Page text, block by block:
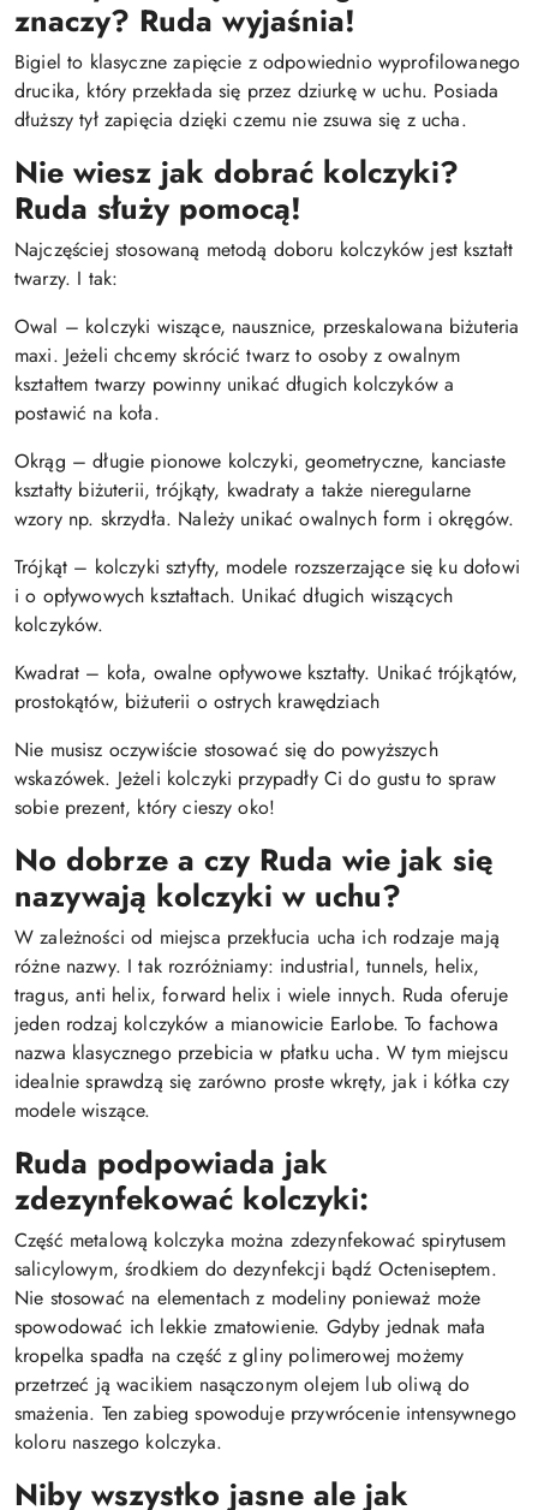
znaczy? Ruda wyjaśnia!
Bigiel to klasyczne zapięcie z odpowiednio wyprofilowanego
drucika, który przekłada się przez dziurkę w uchu. Posiada
dłuższy tył zapięcia dzięki czemu nie zsuwa się z ucha.
Nie wiesz jak dobrać kolczyki?
Ruda służy pomocą!
Najczęściej stosowaną metodą doboru kolczyków jest kształt
twarzy. I tak:
Owal – kolczyki wiszące, nausznice, przeskalowana biżuteria
maxi. Jeżeli chcemy skrócić twarz to osoby z owalnym
kształtem twarzy powinny unikać długich kolczyków a
postawić na koła.
Okrąg – długie pionowe kolczyki, geometryczne, kanciaste
kształty biżuterii, trójkąty, kwadraty a także nieregularne
wzory np. skrzydła. Należy unikać owalnych form i okręgów.
Trójkąt – kolczyki sztyfty, modele rozszerzające się ku dołowi
i o opływowych kształtach. Unikać długich wiszących
kolczyków.
Kwadrat – koła, owalne opływowe kształty. Unikać trójkątów,
prostokątów, biżuterii o ostrych krawędziach
Nie musisz oczywiście stosować się do powyższych
wskazówek. Jeżeli kolczyki przypadły Ci do gustu to spraw
sobie prezent, który cieszy oko!
No dobrze a czy Ruda wie jak się
nazywają kolczyki w uchu?
W zależności od miejsca przekłucia ucha ich rodzaje mają
różne nazwy. I tak rozróżniamy: industrial, tunnels, helix,
tragus, anti helix, forward helix i wiele innych. Ruda oferuje
jeden rodzaj kolczyków a mianowicie Earlobe. To fachowa
nazwa klasycznego przebicia w płatku ucha. W tym miejscu
idealnie sprawdzą się zarówno proste wkręty, jak i kółka czy
modele wiszące.
Ruda podpowiada jak
zdezynfekować kolczyki:
Część metalową kolczyka można zdezynfekować spirytusem
salicylowym, środkiem do dezynfekcji bądź Octeniseptem.
Nie stosować na elementach z modeliny ponieważ może
spowodować ich lekkie zmatowienie. Gdyby jednak mała
kropelka spadła na część z gliny polimerowej możemy
przetrzeć ją wacikiem nasączonym olejem lub oliwą do
smażenia. Ten zabieg spowoduje przywrócenie intensywnego
koloru naszego kolczyka.
Niby wszystko jasne ale jak